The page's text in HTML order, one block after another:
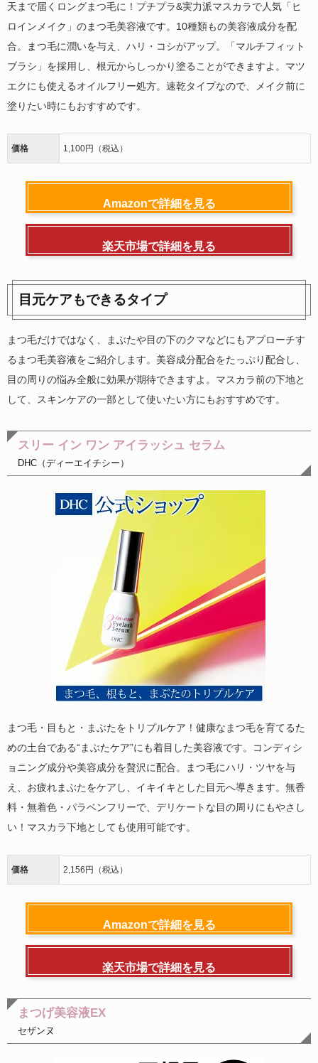
天まで届くロングまつ毛に！プチプラ&実力派マスカラで人気「ヒ
ロインメイク」のまつ毛美容液です。10種類もの美容液成分を配
合。まつ毛に潤いを与え、ハリ・コシがアップ。「マルチフィット
ブラシ」を採用し、根元からしっかり塗ることができますよ。マツ
エクにも使えるオイルフリー処方。速乾タイプなので、メイク前に
塗りたい時にもおすすめです。
価格 1,100円（税込）
Amazonで詳細を見る
楽天市場で詳細を見る
目元ケアもできるタイプ
まつ毛だけではなく、まぶたや目の下のクマなどにもアプローチす
るまつ毛美容液をご紹介します。美容成分配合をたっぷり配合し、
目の周りの悩み全般に効果が期待できますよ。マスカラ前の下地と
して、スキンケアの一部として使いたい方にもおすすめです。
スリー イン ワン アイラッシュ セラム
DHC（ディーエイチシー）
まつ毛・目もと・まぶたをトリプルケア！健康なまつ毛を育てるた
めの土台である“まぶたケア”にも着目した美容液です。コンディシ
ョニング成分や美容成分を贅沢に配合。まつ毛にハリ・ツヤを与
え、お疲れまぶたをケアし、イキイキとした目元へ導きます。無香
料・無着色・パラベンフリーで、デリケートな目の周りにもやさし
い！マスカラ下地としても使用可能です。
価格 2,156円（税込）
Amazonで詳細を見る
楽天市場で詳細を見る
まつげ美容液EX
セザンヌ